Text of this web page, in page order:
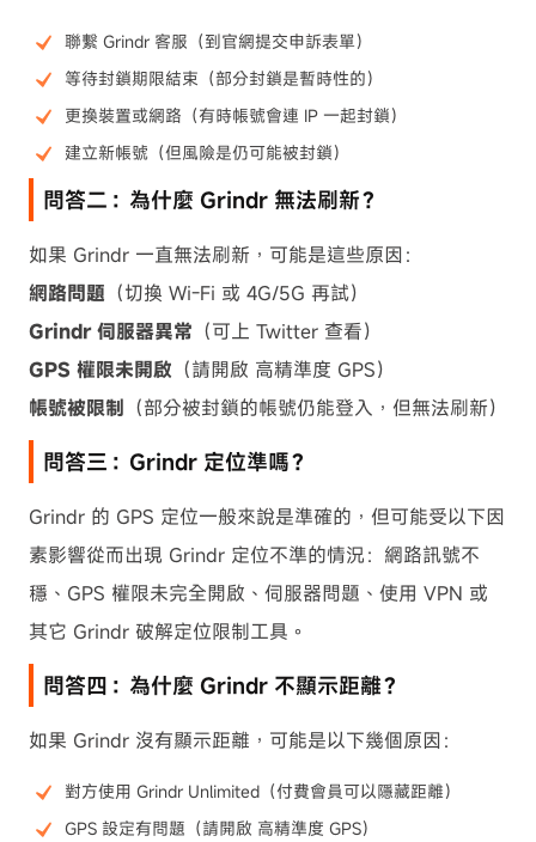
聯繫 Grindr 客服（到官網提交申訴表單）
等待封鎖期限結束（部分封鎖是暫時性的）
更換裝置或網路（有時帳號會連 IP 一起封鎖）
建立新帳號（但風險是仍可能被封鎖）
問答二：為什麼 Grindr 無法刷新？
如果 Grindr 一直無法刷新，可能是這些原因：
網路問題 （切換 Wi-Fi 或 4G/5G 再試）
Grindr 伺服器異常 （可上 Twitter 查看）
GPS 權限未開啟 （請開啟 高精準度 GPS）
帳號被限制 （部分被封鎖的帳號仍能登入，但無法刷新）
問答三：Grindr 定位準嗎？
Grindr 的 GPS 定位一般來說是準確的，但可能受以下因
素影響從而出現 Grindr 定位不準的情況：網路訊號不
穩、GPS 權限未完全開啟、伺服器問題、使用 VPN 或
其它 Grindr 破解定位限制工具。
問答四：為什麼 Grindr 不顯示距離？
如果 Grindr 沒有顯示距離，可能是以下幾個原因：
對方使用 Grindr Unlimited（付費會員可以隱藏距離）
GPS 設定有問題（請開啟 高精準度 GPS）